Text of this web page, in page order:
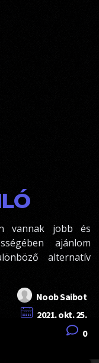
vannak jobb és
ajánlom
alternatív
Noob Saibot
2021. okt. 25.
0